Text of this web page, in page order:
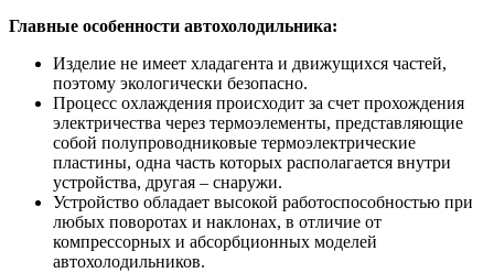
Главные особенности автохолодильника:
Изделие не имеет хладагента и движущихся частей,
поэтому экологически безопасно.
Процесс охлаждения происходит за счет прохождения
электричества через термоэлементы, представляющие
собой полупроводниковые термоэлектрические
пластины, одна часть которых располагается внутри
устройства, другая – снаружи.
Устройство обладает высокой работоспособностью при
любых поворотах и наклонах, в отличие от
компрессорных и абсорбционных моделей
автохолодильников.